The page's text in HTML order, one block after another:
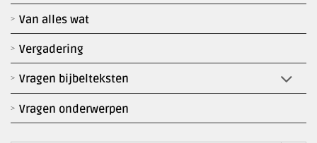
Van alles wat
Vergadering
Vragen bijbelteksten
Vragen onderwerpen